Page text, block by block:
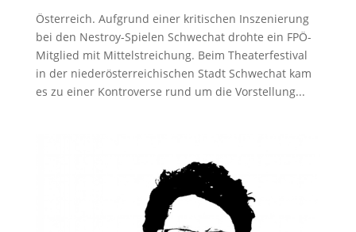
Österreich. Aufgrund einer kritischen Inszenierung
bei den Nestroy-Spielen Schwechat drohte ein FPÖ-
Mitglied mit Mittelstreichung. Beim Theaterfestival
in der niederösterreichischen Stadt Schwechat kam
es zu einer Kontroverse rund um die Vorstellung...